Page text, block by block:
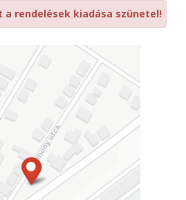
a rendelések kiadása szünetel!